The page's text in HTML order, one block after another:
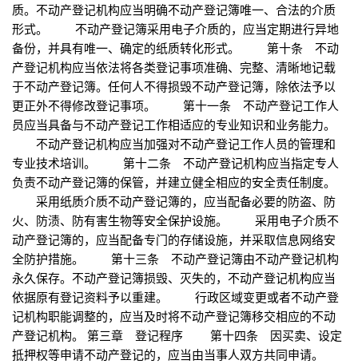
质。不动产登记机构应当明确不动产登记簿唯一、合法的介质
形式。 不动产登记簿采用电子介质的，应当定期进行异地
备份，并具有唯一、确定的纸质转化形式。 第十条 不动
产登记机构应当依法将各类登记事项准确、完整、清晰地记载
于不动产登记簿。任何人不得损毁不动产登记簿，除依法予以
更正外不得修改登记事项。 第十一条 不动产登记工作人
员应当具备与不动产登记工作相适应的专业知识和业务能力。
不动产登记机构应当加强对不动产登记工作人员的管理和
专业技术培训。 第十二条 不动产登记机构应当指定专人
负责不动产登记簿的保管，并建立健全相应的安全责任制度。
采用纸质介质不动产登记簿的，应当配备必要的防盗、防
火、防渍、防有害生物等安全保护设施。 采用电子介质不
动产登记簿的，应当配备专门的存储设施，并采取信息网络安
全防护措施。 第十三条 不动产登记簿由不动产登记机构
永久保存。不动产登记簿损毁、灭失的，不动产登记机构应当
依据原有登记资料予以重建。 行政区域变更或者不动产登
记机构职能调整的，应当及时将不动产登记簿移交相应的不动
产登记机构。 第三章 登记程序 第十四条 因买卖、设定
抵押权等申请不动产登记的，应当由当事人双方共同申请。